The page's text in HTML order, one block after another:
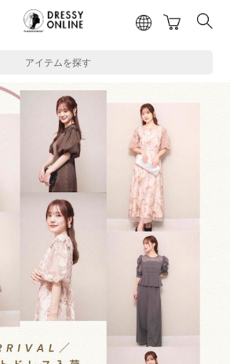
アイテムを探す